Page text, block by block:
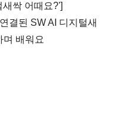
싹 어때요?']
결된 SW AI 디지털새
며 배워요